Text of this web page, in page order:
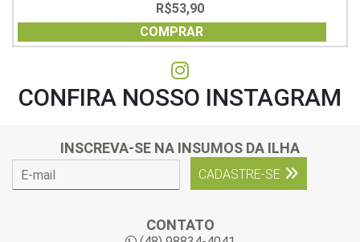
of
5
R$53,90
COMPRAR
CONFIRA NOSSO INSTAGRAM
INSCREVA-SE NA INSUMOS DA ILHA
CADASTRE-SE
CONTATO